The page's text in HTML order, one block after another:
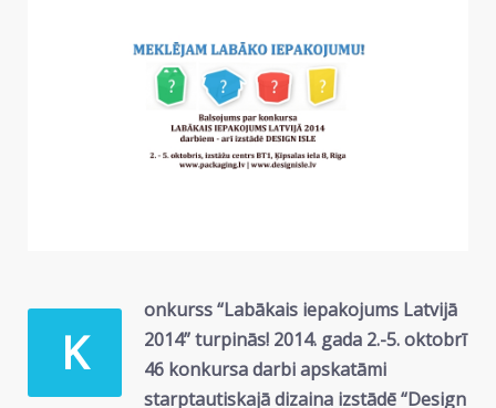
K
onkurss “Labākais iepakojums Latvijā
2014” turpinās! 2014. gada 2.-5. oktobrī
46 konkursa darbi apskatāmi
starptautiskajā dizaina izstādē “Design